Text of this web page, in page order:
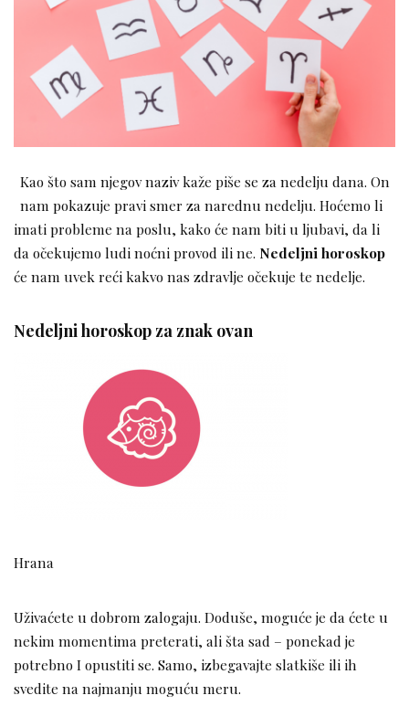
Kao što sam njegov naziv kaže piše se za nedelju dana. On
nam pokazuje pravi smer za narednu nedelju. Hoćemo li
imati probleme na poslu, kako će nam biti u ljubavi, da li
da očekujemo ludi noćni provod ili ne. Nedeljni horoskop
će nam uvek reći kakvo nas zdravlje očekuje te nedelje.
Nedeljni horoskop za znak ovan
Hrana
Uživaćete u dobrom zalogaju. Doduše, moguće je da ćete u
nekim momentima preterati, ali šta sad – ponekad je
potrebno I opustiti se. Samo, izbegavajte slatkiše ili ih
svedite na najmanju moguću meru.